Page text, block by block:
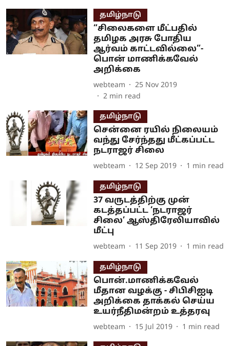
தமிழ்நாடு
“சிலைகளை மீட்பதில்
தமிழக அரசு போதிய
ஆர்வம் காட்டவில்லை”-
பொன் மாணிக்கவேல்
அறிக்கை
webteam
25 Nov 2019
2 min read
தமிழ்நாடு
சென்னை ரயில் நிலையம்
வந்து சேர்ந்தது மீட்கப்பட்ட
நடராஜர் சிலை
webteam 12 Sep 2019 1 min read
தமிழ்நாடு
37 வருடத்திற்கு முன்
கடத்தப்பட்ட ‘நடராஜர்
சிலை’ ஆஸ்திரேலியாவில்
மீட்பு
webteam 11 Sep 2019 1 min read
தமிழ்நாடு
பொன்.மாணிக்கவேல்
மீதான வழக்கு - சிபிசிஐடி
அறிக்கை தாக்கல் செய்ய
உயர்நீதிமன்றம் உத்தரவு
webteam 15 Jul 2019 1 min read